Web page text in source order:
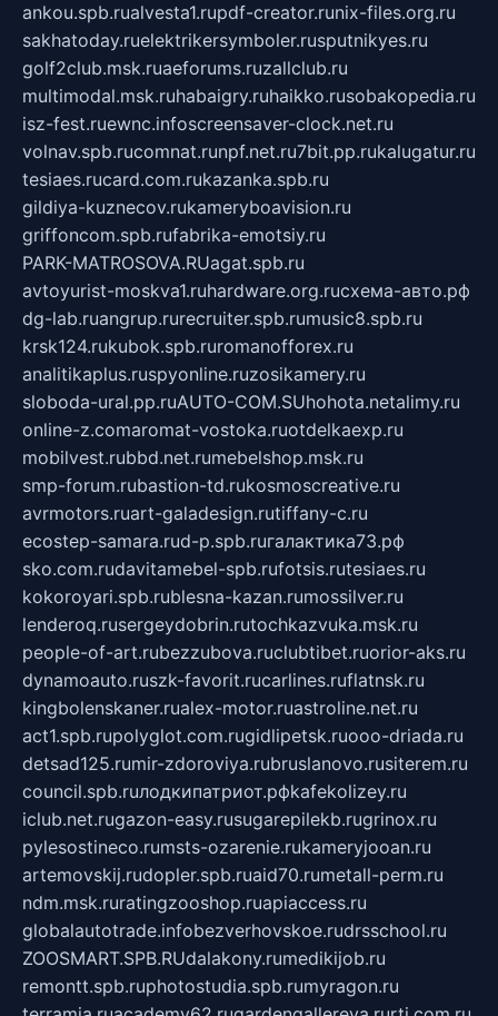
ankou.spb.rualvesta1.rupdf-creator.runix-files.org.ru
sakhatoday.ruelektrikersymboler.rusputnikyes.ru
golf2club.msk.ruaeforums.ruzallclub.ru
multimodal.msk.ruhabaigry.ruhaikko.rusobakopedia.ru
isz-fest.ruewnc.infoscreensaver-clock.net.ru
volnav.spb.rucomnat.runpf.net.ru7bit.pp.rukalugatur.ru
tesiaes.rucard.com.rukazanka.spb.ru
gildiya-kuznecov.rukameryboavision.ru
griffoncom.spb.rufabrika-emotsiy.ru
PARK-MATROSOVA.RUagat.spb.ru
avtoyurist-moskva1.ruhardware.org.ruсхема-авто.рф
dg-lab.ruangrup.rurecruiter.spb.rumusic8.spb.ru
krsk124.rukubok.spb.ruromanofforex.ru
analitikaplus.ruspyonline.ruzosikamery.ru
sloboda-ural.pp.ruAUTO-COM.SUhohota.netalimy.ru
online-z.comaromat-vostoka.ruotdelkaexp.ru
mobilvest.rubbd.net.rumebelshop.msk.ru
smp-forum.rubastion-td.rukosmoscreative.ru
avrmotors.ruart-galadesign.rutiffany-c.ru
ecostep-samara.rud-p.spb.ruгалактика73.рф
sko.com.rudavitamebel-spb.rufotsis.rutesiaes.ru
kokoroyari.spb.rublesna-kazan.rumossilver.ru
lenderoq.rusergeydobrin.rutochkazvuka.msk.ru
people-of-art.rubezzubova.ruclubtibet.ruorior-aks.ru
dynamoauto.ruszk-favorit.rucarlines.ruflatnsk.ru
kingbolenskaner.rualex-motor.ruastroline.net.ru
act1.spb.rupolyglot.com.rugidlipetsk.ruooo-driada.ru
detsad125.rumir-zdoroviya.rubruslanovo.rusiterem.ru
council.spb.ruлодкипатриот.рфkafekolizey.ru
iclub.net.rugazon-easy.rusugarepilekb.rugrinox.ru
pylesostineco.rumsts-ozarenie.rukameryjooan.ru
artemovskij.rudopler.spb.ruaid70.rumetall-perm.ru
ndm.msk.ruratingzooshop.ruapiaccess.ru
globalautotrade.infobezverhovskoe.rudrsschool.ru
ZOOSMART.SPB.RUdalakony.rumedikijob.ru
remontt.spb.ruphotostudia.spb.rumyragon.ru